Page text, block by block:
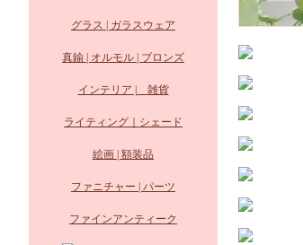
グラス | ガラスウェア
真鍮 | オルモル | ブロンズ
インテリア | 雑貨
ライティング｜シェード
絵画 | 額装品
ファニチャー | パーツ
ファインアンティーク